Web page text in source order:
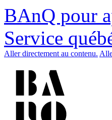
BAnQ pour
Service
Aller directement au contenu.